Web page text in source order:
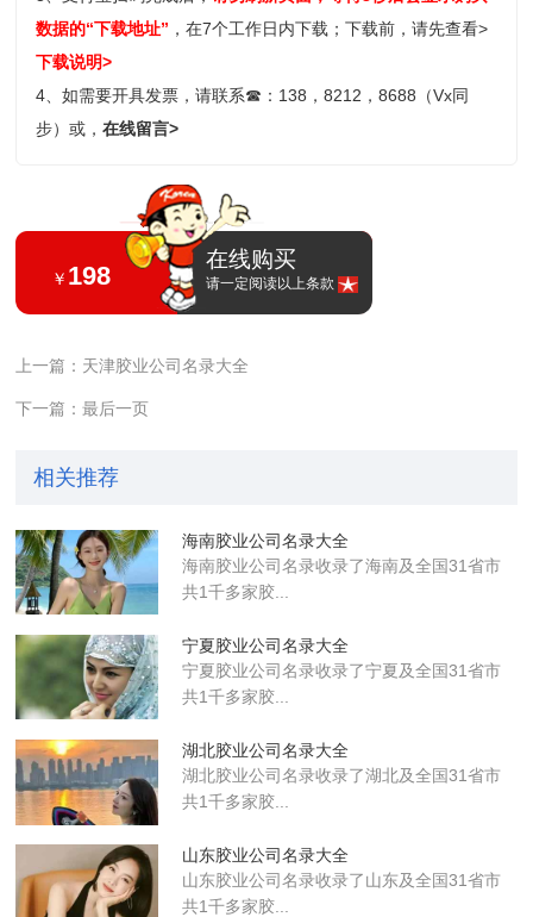
数据的“下载地址” ，在7个工作日内下载；下载前，请先查看>
下载说明>
4、如需要开具发票，请联系☎ ：138，8212，8688（Vx同
步）或，在线留言>
￥ 198
在线购买
请一定阅读以上条款
上一篇：天津胶业公司名录大全
下一篇：最后一页
相关推荐
海南胶业公司名录大全
海南胶业公司名录收录了海南及全国31省市
共1千多家胶...
宁夏胶业公司名录大全
宁夏胶业公司名录收录了宁夏及全国31省市
共1千多家胶...
湖北胶业公司名录大全
湖北胶业公司名录收录了湖北及全国31省市
共1千多家胶...
山东胶业公司名录大全
山东胶业公司名录收录了山东及全国31省市
共1千多家胶...